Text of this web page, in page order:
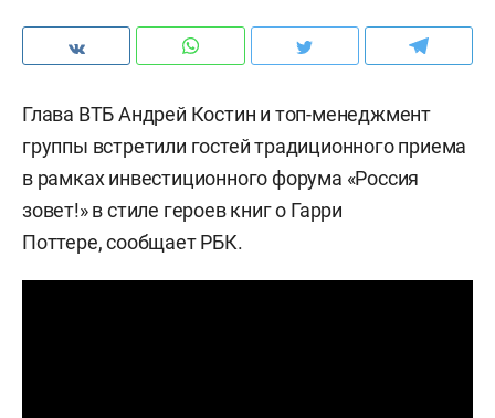
Глава ВТБ Андрей Костин и топ-менеджмент
группы встретили гостей традиционного приема
в рамках инвестиционного форума «Россия
зовет!» в стиле героев книг о Гарри
Поттере,сообщаетРБК.